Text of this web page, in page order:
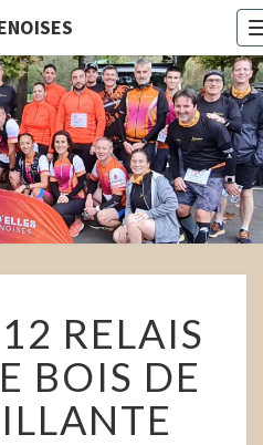
LES
RELAIS
2020
–
LE
BOIS
DE
RELAIS
BOIS DE